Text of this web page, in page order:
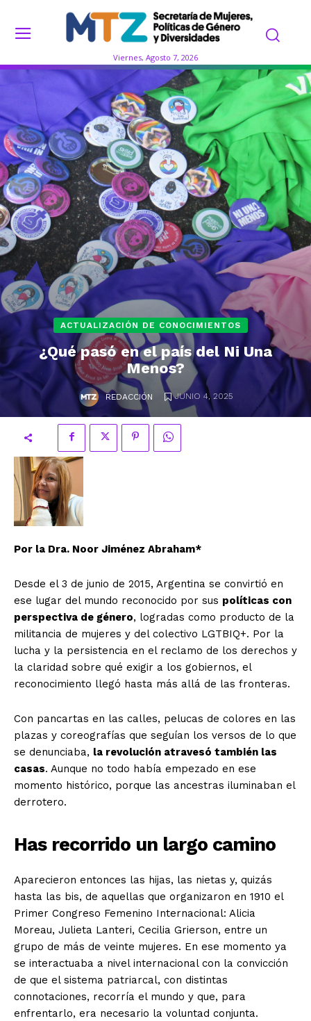
Viernes, Agosto 7, 2026
ACTUALIZACIÓN DE CONOCIMIENTOS
¿Qué pasó en el país del Ni Una
Menos?
REDACCIÓN JUNIO 4, 2025
Por la Dra. Noor Jiménez Abraham*
Desde el 3 de junio de 2015, Argentina se convirtió en
ese lugar del mundo reconocido por sus políticas con
perspectiva de género, logradas como producto de la
militancia de mujeres y del colectivo LGTBIQ+. Por la
lucha y la persistencia en el reclamo de los derechos y
la claridad sobre qué exigir a los gobiernos, el
reconocimiento llegó hasta más allá de las fronteras.
Con pancartas en las calles, pelucas de colores en las
plazas y coreografías que seguían los versos de lo que
se denunciaba, la revolución atravesó también las
casas. Aunque no todo había empezado en ese
momento histórico, porque las ancestras iluminaban el
derrotero.
Has recorrido un largo camino
Aparecieron entonces las hijas, las nietas y, quizás
hasta las bis, de aquellas que organizaron en 1910 el
Primer Congreso Femenino Internacional: Alicia
Moreau, Julieta Lanteri, Cecilia Grierson, entre un
grupo de más de veinte mujeres. En ese momento ya
se interactuaba a nivel internacional con la convicción
de que el sistema patriarcal, con distintas
connotaciones, recorría el mundo y que, para
enfrentarlo, era necesario la voluntad conjunta.